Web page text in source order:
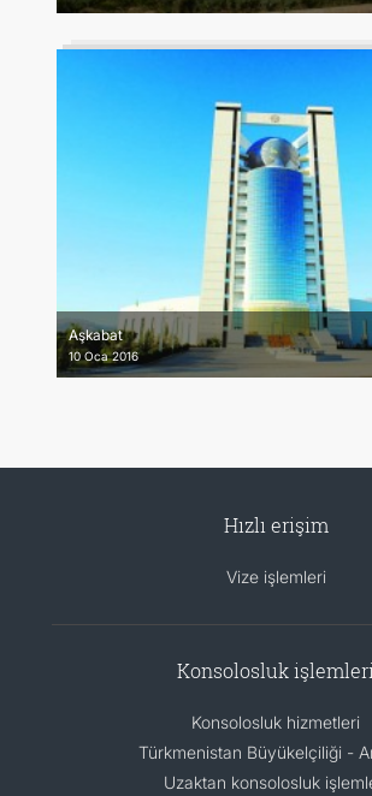
Aşkabat
10 Oca 2016
Hızlı erişim
Vize işlemleri
Konsolosluk
Konsolosluk hizmetleri
Türkmenistan Büyükelçiliği -
Uzaktan konsolosluk